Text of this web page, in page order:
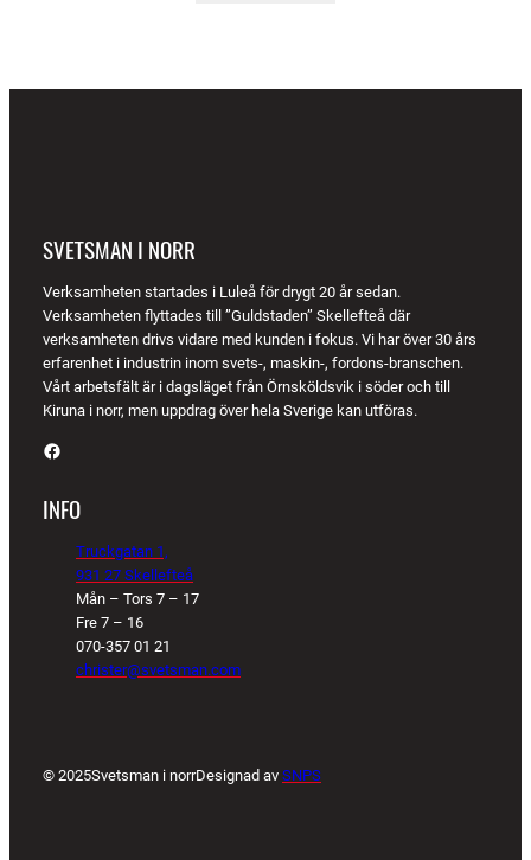
SVETSMAN I NORR
Verksamheten startades i Luleå för drygt 20 år sedan.
Verksamheten flyttades till ”Guldstaden” Skellefteå där
verksamheten drivs vidare med kunden i fokus. Vi har över 30 års
erfarenhet i industrin inom svets-, maskin-, fordons-branschen.
Vårt arbetsfält är i dagsläget från Örnsköldsvik i söder och till
Kiruna i norr, men uppdrag över hela Sverige kan utföras.
Facebook
INFO
Truckgatan 1,
931 27 Skellefteå
Mån – Tors 7 – 17
Fre 7 – 16
070-357 01 21
christer@svetsman.com
© 2025Svetsman i norrDesignad av SNPS